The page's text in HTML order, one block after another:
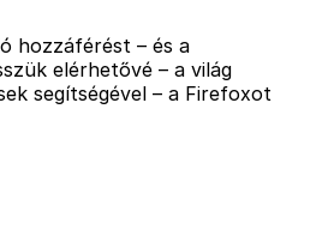
hozzáférést – és a
elérhetővé – a világ
segítségével – a Firefoxot